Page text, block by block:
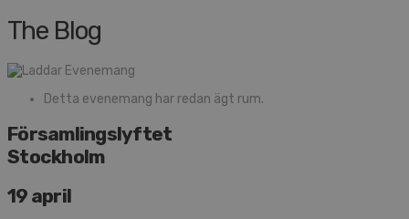
The Blog
Detta evenemang har redan ägt rum.
Församlings­lyftet
Stockholm
19 april